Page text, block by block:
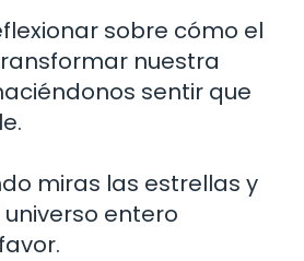
sobre cómo el
nuestra
sentir que
miras las estrellas y
entero